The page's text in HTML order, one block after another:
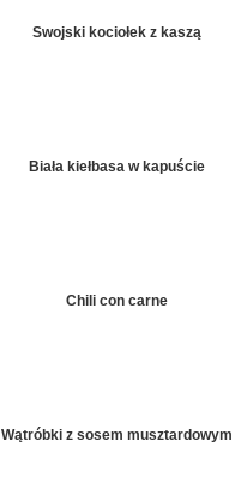
Swojski kociołek z kaszą
Biała kiełbasa w kapuście
Chili con carne
Wątróbki z sosem musztardowym